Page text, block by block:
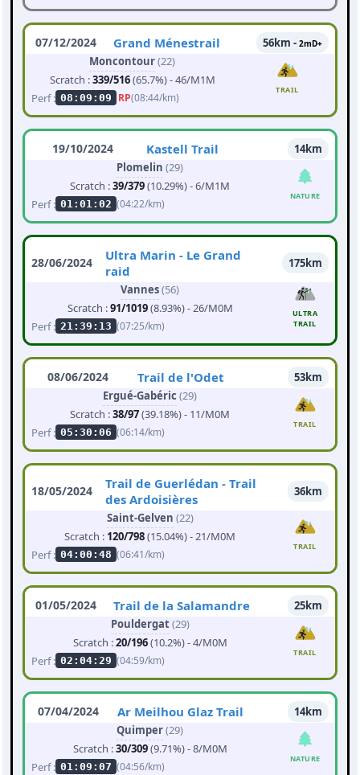
07/12/2024 Grand Ménestrail 56km - 2mD+
Moncontour(22)
Scratch :339/516(65.7%) - 46/M1M
Perf : 08:09:09 RP(08:44/km)
TRAIL
19/10/2024 Kastell Trail
14km
Plomelin (29)
Scratch :39/379(10.29%) - 6/M1M
Perf : 01:01:02 (04:22/km)
NATURE
28/06/2024
Ultra Marin - Le Grand
raid
175km
Vannes(56)
Scratch :91/1019(8.93%) - 26/M0M
Perf : 21:39:13 (07:25/km)
ULTRA
TRAIL
08/06/2024 Trail de l'Odet
53km
Ergué-Gabéric (29)
Scratch :38/97(39.18%) - 11/M0M
Perf : 05:30:06 (06:14/km)
TRAIL
18/05/2024
Trail de Guerlédan - Trail
des Ardoisières
36km
Saint-Gelven (22)
Scratch : 120/798(15.04%) - 21/M0M
Perf : 04:00:48 (06:41/km)
TRAIL
01/05/2024 Trail de la Salamandre
25km
Pouldergat(29)
Scratch :20/196(10.2%) - 4/M0M
Perf : 02:04:29 (04:59/km)
TRAIL
07/04/2024 Ar Meilhou Glaz Trail
14km
Quimper(29)
Scratch :30/309(9.71%) - 8/M0M
Perf : 01:09:07 (04:56/km)
NATURE